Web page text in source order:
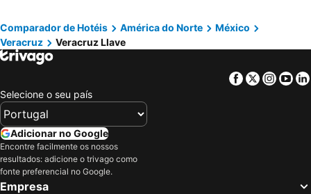
Cidade do México, Distrito Federal Hotéis
Cozumel, Quintana Roo Hotéis
Isla Mujeres, Quintana Roo Hotéis
Comparador de Hotéis América do Norte
México
Veracruz
Veracruz Llave
Facebook
Twitter
Selecione o seu país
Adicionar no Google
Encontre facilmente os nossos
resultados: adicione o trivago como
fonte preferencial no Google.
Empresa